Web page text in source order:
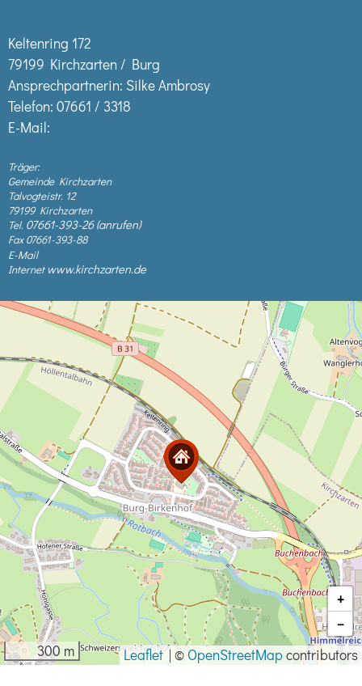
Keltenring 172
79199 Kirchzarten / Burg
Ansprechpartnerin: Silke Ambrosy
Telefon: 07661 / 3318
E-Mail:
Träger:
Gemeinde Kirchzarten
Talvogteistr. 12
79199 Kirchzarten
Tel. 07661-393-26
Fax 07661-393-88
E-Mail
Internet www.kirchzarten.de
300 m
+
−
Leaflet | ©OpenStreetMapcontributors